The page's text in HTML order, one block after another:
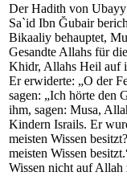
Der Hadith von
Sa`id Ibn Ğubair
Bikaaliy behauptet,
Gesandte Allahs für
Khidr, Allahs Heil auf
Er erwiderte: „O der
sagen: „Ich hörte den
ihm, sagen: Musa,
Kindern Israils. Er
meisten Wissen
meisten Wissen
Wissen nicht auf